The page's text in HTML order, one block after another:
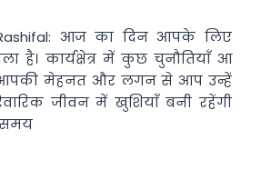
आज का दिन आपके लिए
है। कार्यक्षेत्र में कुछ चुनौतियाँ आ
मेहनत और लगन से आप उन्हें
जीवन में खुशियाँ बनी रहेंगी
समय